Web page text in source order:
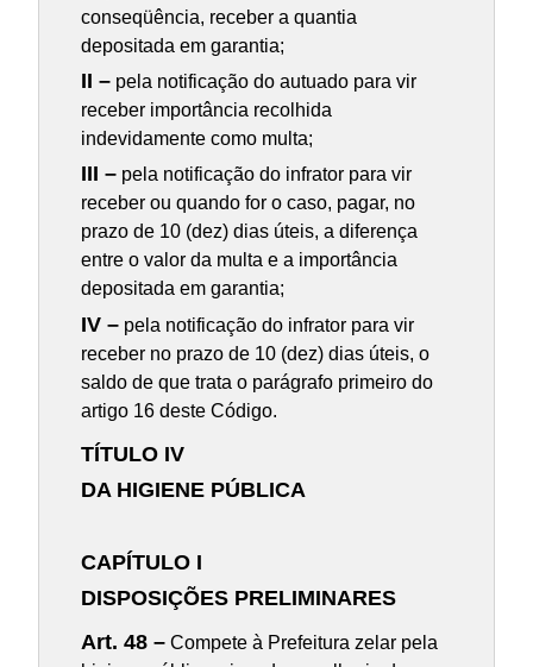
conseqüência, receber a quantia
depositada em garantia;
II – pela notificação do autuado para vir
receber importância recolhida
indevidamente como multa;
III – pela notificação do infrator para vir
receber ou quando for o caso, pagar, no
prazo de 10 (dez) dias úteis, a diferença
entre o valor da multa e a importância
depositada em garantia;
IV – pela notificação do infrator para vir
receber no prazo de 10 (dez) dias úteis, o
saldo de que trata o parágrafo primeiro do
artigo 16 deste Código.
TÍTULO IV
DA HIGIENE PÚBLICA
CAPÍTULO I
DISPOSIÇÕES PRELIMINARES
Art. 48 – Compete à Prefeitura zelar pela